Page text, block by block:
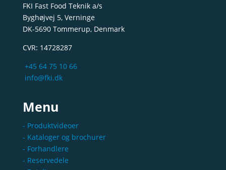
FKI Fast Food Teknik a/s
Byghøjvej 5, Verninge
DK-5690 Tommerup, Denmark
CVR: 14728287
+45 64 75 10 66
info@fki.dk
Menu
- Produktvideoer
- Kataloger og brochurer
- Forhandlere
- Reservedele